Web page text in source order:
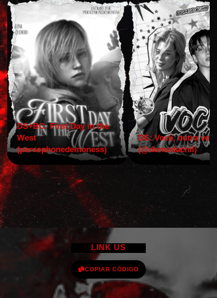
DS+BC: First Day in the
West
(persephonedemoness)
DS: Você, outra vez!
(@domodachii)
LINK US
COPIAR CÓDIGO